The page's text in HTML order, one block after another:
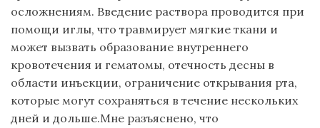
осложнениям. Введение раствора проводится при
помощи иглы, что травмирует мягкие ткани и
может вызвать образование внутреннего
кровотечения и гематомы, отечность десны в
области инъекции, ограничение открывания рта,
которые могут сохраняться в течение нескольких
дней и дольше.Мне разъяснено, что